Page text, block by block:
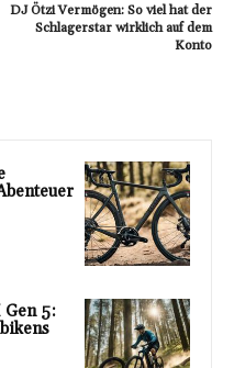
DJ Ötzi Vermögen: So viel hat der
Schlagerstar wirklich auf dem
Konto
Gen 5: